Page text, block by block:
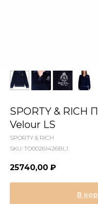
SPORTY & RICH
Velour LS
SPORTY & RICH
SKU: TO00261426BL1
25740,00 ₽
В